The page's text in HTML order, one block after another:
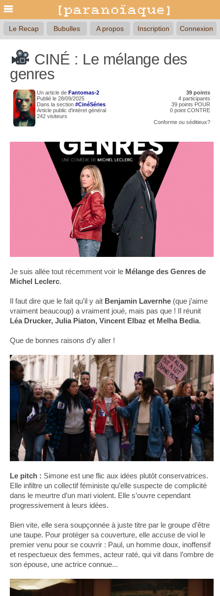
Le Recap Bubulles A propos Inscription Connexion
CINÉ : Le mélange des
genres
Un article de Fantomas-2
Publié le 28/09/2025
Dans la section #CinéSéries
Article public d'intéret général
242 visiteurs
39 points
4 participants
39 points POUR
0 point CONTRE
Conforme ou séditieux?
Je suis allée tout récemment voir le Mélange des Genres de
Michel Leclerc.
Il faut dire que le fait qu’il y ait Benjamin Lavernhe (que j’aime
vraiment beaucoup) a vraiment joué, mais pas que ! Il réunit
Léa Drucker, Julia Piaton, Vincent Elbaz et Melha Bedia.
Que de bonnes raisons d’y aller !
Le pitch : Simone est une flic aux idées plutôt conservatrices.
Elle infiltre un collectif féministe qu’elle suspecte de complicité
dans le meurtre d’un mari violent. Elle s’ouvre cependant
progressivement à leurs idées.
Bien vite, elle sera soupçonnée à juste titre par le groupe d’être
une taupe. Pour protéger sa couverture, elle accuse de viol le
premier venu pour se couvrir : Paul, un homme doux, inoffensif
et respectueux des femmes, acteur raté, qui vit dans l’ombre de
son épouse, une actrice connue...